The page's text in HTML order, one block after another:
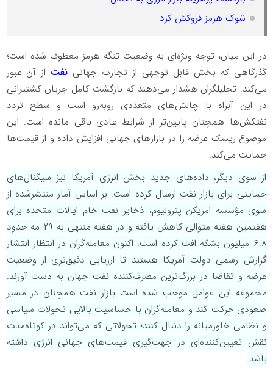
شوک هرمز فروکش کرد
در این میان، توجه ویژه‌ای به وضعیت تنگه هرمز معطوف شده است؛
گذرگاهی که بخش قابل توجهی از تجارت جهانی نفت از آن عبور
می‌کند. تحلیلگران هشدار می‌دهند که بازگشت کامل جریان کشتیرانی
در این آبراه با چالش‌های متعددی روبه‌رو است و سطح تردد
نفتکش‌ها همچنان پایین‌تر از شرایط عادی باقی مانده است. این
موضوع ریسک عرضه را در بازارهای جهانی افزایش داده و از قیمت‌ها
حمایت می‌کند.
از سوی دیگر، داده‌های جدید بخش انرژی آمریکا نیز سیگنال‌های
حمایتی برای بازار نفت ارسال کرده است. بر اساس آمار منتشرشده از
سوی مؤسسه امریکن پترولیوم، ذخایر نفت خام ایالات متحده برای
هفتمین هفته متوالی کاهش یافته و در هفته منتهی به ۲۹ مه حدود
۶.۸ میلیون بشکه افت کرده است. اکنون معامله‌گران در انتظار انتشار
گزارش رسمی دولت آمریکا هستند تا ارزیابی دقیق‌تری از وضعیت
عرضه و تقاضا در بزرگ‌ترین مصرف‌کننده نفت جهان به دست آورند.
مجموعه این عوامل موجب شده است بازار نفت همچنان در مسیر
صعودی حرکت کند و معامله‌گران با حساسیت بالایی تحولات سیاسی
و نظامی خاورمیانه را دنبال کنند؛ تحولاتی که می‌تواند در کوتاه‌مدت
نقش تعیین‌کننده‌ای در جهت‌گیری قیمت‌های جهانی انرژی داشته
باشد.